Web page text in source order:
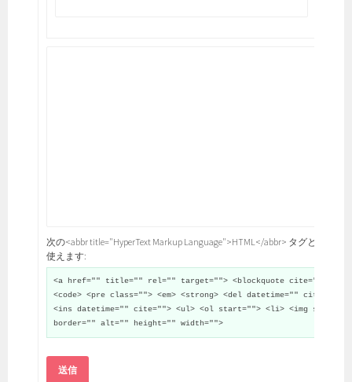
次の<abbr title="HyperText Markup Language">HTML</abbr> タグと属性が
使えます:
<a href="" title="" rel="" target=""> <blockquote cite="">
<code> <pre class=""> <em> <strong> <del datetime="" cite="">
<ins datetime="" cite=""> <ul> <ol start=""> <li> <img src=""
border="" alt="" height="" width="">
送信